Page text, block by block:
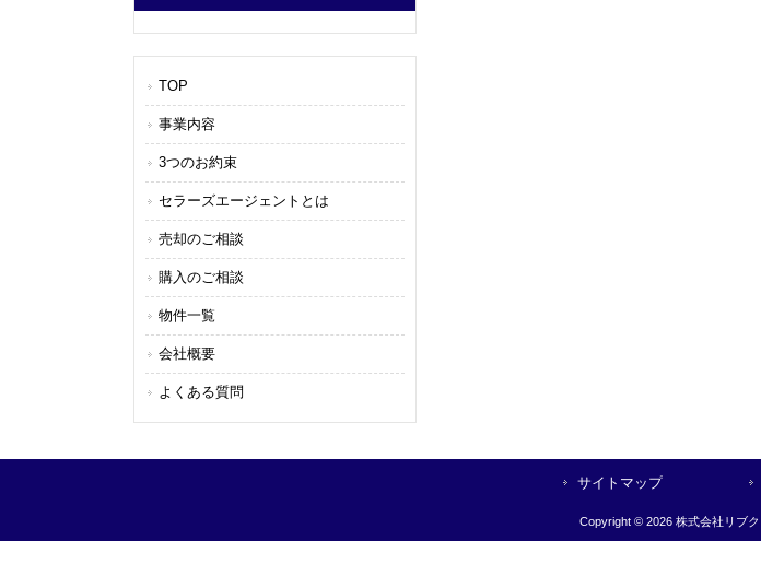
TOP
事業内容
3つのお約束
セラーズエージェントとは
売却のご相談
購入のご相談
物件一覧
会社概要
よくある質問
サイトマップ
Copyright © 2026 株式会社リブ